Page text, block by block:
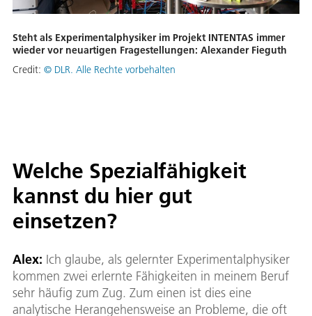
Steht als Experimentalphysiker im Projekt INTENTAS immer
wieder vor neuartigen Fragestellungen: Alexander Fieguth
Credit: © DLR. Alle Rechte vorbehalten
Welche Spezialfähigkeit
kannst du hier gut
einsetzen?
Alex: Ich glaube, als gelernter Experimentalphysiker
kommen zwei erlernte Fähigkeiten in meinem Beruf
sehr häufig zum Zug. Zum einen ist dies eine
analytische Herangehensweise an Probleme, die oft